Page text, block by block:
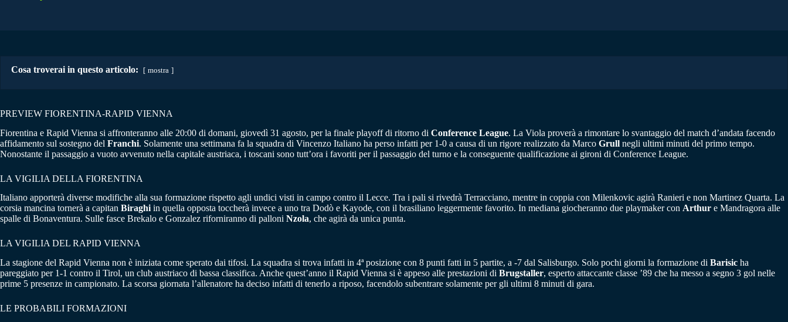
Cosa troverai in questo articolo: mostra
PREVIEW FIORENTINA-RAPID VIENNA
Fiorentina e Rapid Vienna si affronteranno alle 20:00 di domani, giovedì 31 agosto, per la finale playoff di ritorno di Conference League. La Viola proverà a rimontare lo svantaggio del match d’andata facendo
affidamento sul sostegno del Franchi. Solamente una settimana fa la squadra di Vincenzo Italiano ha perso infatti per 1-0 a causa di un rigore realizzato da Marco Grull negli ultimi minuti del primo tempo.
Nonostante il passaggio a vuoto avvenuto nella capitale austriaca, i toscani sono tutt’ora i favoriti per il passaggio del turno e la conseguente qualificazione ai gironi di Conference League.
LA VIGILIA DELLA FIORENTINA
Italiano apporterà diverse modifiche alla sua formazione rispetto agli undici visti in campo contro il Lecce. Tra i pali si rivedrà Terracciano, mentre in coppia con Milenkovic agirà Ranieri e non Martinez Quarta. La
corsia mancina tornerà a capitan Biraghiin quella opposta toccherà invece a uno tra Dodò e Kayode, con il brasiliano leggermente favorito. In mediana giocheranno due playmaker con Arthur e Mandragora alle
spalle di Bonaventura. Sulle fasce Brekalo e Gonzalez riforniranno di palloni Nzola, che agirà da unica punta.
LA VIGILIA DEL RAPID VIENNA
La stagione del Rapid Vienna non è iniziata come sperato dai tifosi. La squadra si trova infatti in 4ª posizione con 8 punti fatti in 5 partite, a -7 dal Salisburgo. Solo pochi giorni la formazione di Barisic ha
pareggiato per 1-1 contro il Tirol, un club austriaco di bassa classifica. Anche quest’anno il Rapid Vienna si è appeso alle prestazioni di Brugstaller, esperto attaccante classe ’89 che ha messo a segno 3 gol nelle
prime 5 presenze in campionato. La scorsa giornata l’allenatore ha deciso infatti di tenerlo a riposo, facendolo subentrare solamente per gli ultimi 8 minuti di gara.
LE PROBABILI FORMAZIONI